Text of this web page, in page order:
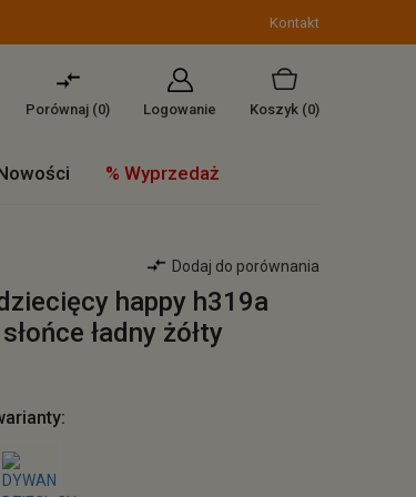
Kontakt
Porównaj (0) Logowanie Koszyk (0)
% Wyprzedaż
Dodaj do porównania
happy h319a
ładny żółty